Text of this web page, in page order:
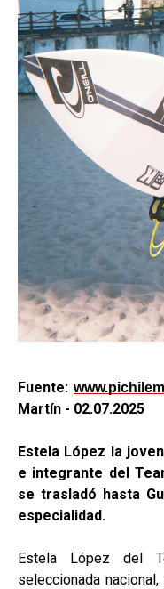
Fuente:
Martín - 02.07.2025
Estela López la
e integrante del
se trasladó hasta
especialidad.
Estela López del
seleccionada